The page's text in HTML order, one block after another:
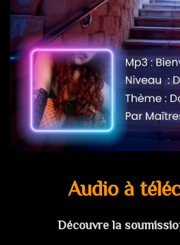
Audio à
Découvre la